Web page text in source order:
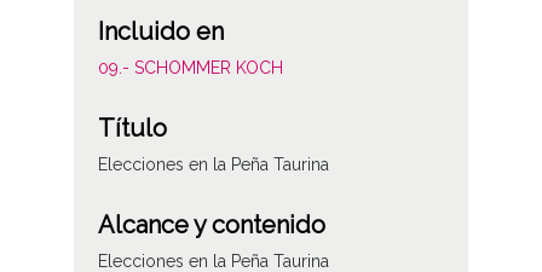
Incluido en
09.- SCHOMMER KOCH
Título
Elecciones en la Peña Taurina
Alcance y contenido
Elecciones en la Peña Taurina